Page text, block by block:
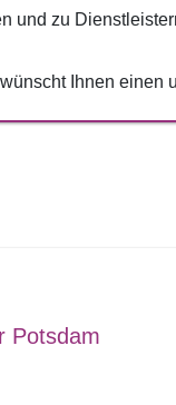
und zu
Ihnen einen
Potsdam